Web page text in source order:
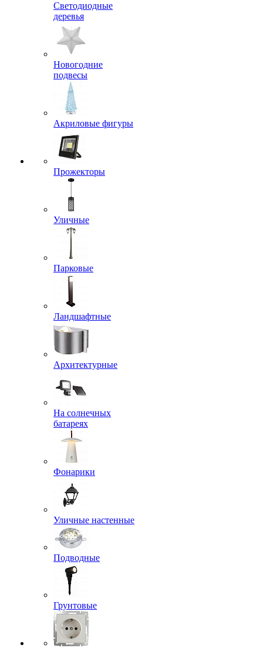
Светодиодные
деревья
Новогодние
подвесы
Акриловые фигуры
Прожекторы
Уличные
Парковые
Ландшафтные
Архитектурные
На солнечных
батареях
Фонарики
Уличные настенные
Подводные
Грунтовые